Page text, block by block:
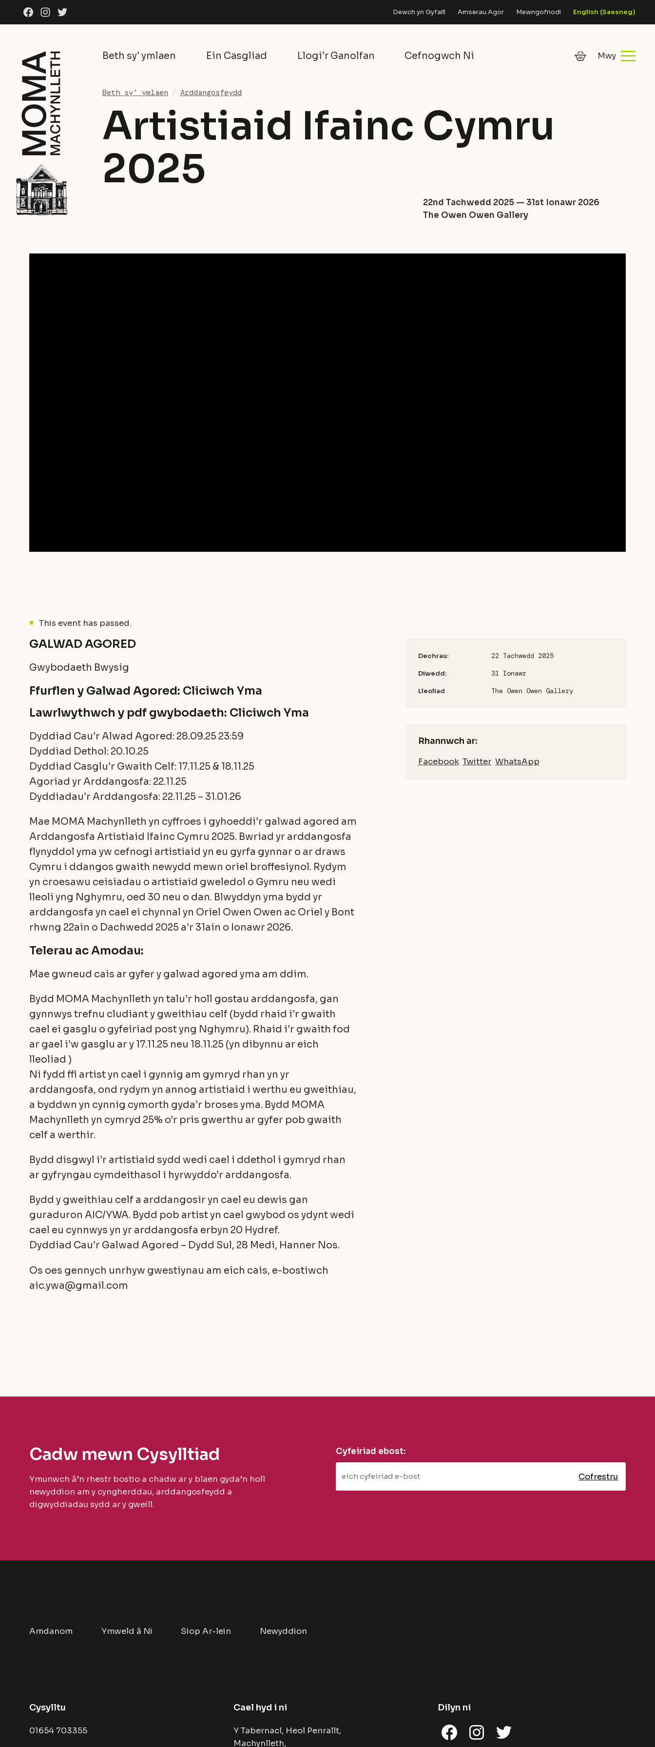
Skip to content
FacebookInstagram
Twitter Dewch yn Gyfaill Amserau Agor Mewngofnodi English (Saesneg)
Beth sy’ ymlaen Ein Casgliad Llogi’r Ganolfan Cefnogwch Ni
Beth sy’ ymlaen Arddangosfeydd
Artistiaid Ifainc Cymru
2025
22nd Tachwedd 2025 — 31st Ionawr 2026
The Owen Owen Gallery
This event has passed.
GALWAD AGORED
Gwybodaeth Bwysig
Ffurflen y Galwad Agored: Cliciwch Yma
Lawrlwythwch y pdf gwybodaeth: Cliciwch Yma
Dyddiad Cau’r Alwad Agored: 28.09.25 23:59
Dyddiad Dethol: 20.10.25
Dyddiad Casglu’r Gwaith Celf: 17.11.25 & 18.11.25
Agoriad yr Arddangosfa: 22.11.25
Dyddiadau’r Arddangosfa: 22.11.25 – 31.01.26
Mae MOMA Machynlleth yn cyffroes i gyhoeddi’r galwad agored am
Arddangosfa Artistiaid Ifainc Cymru 2025. Bwriad yr arddangosfa
flynyddol yma yw cefnogi artistiaid yn eu gyrfa gynnar o ar draws
Cymru i ddangos gwaith newydd mewn oriel broffesiynol. Rydym
yn croesawu ceisiadau o artistiaid gweledol o Gymru neu wedi
lleoli yng Nghymru, oed 30 neu o dan. Blwyddyn yma bydd yr
arddangosfa yn cael ei chynnal yn Oriel Owen Owen ac Oriel y Bont
rhwng 22ain o Dachwedd 2025 a’r 31ain o Ionawr 2026.
Telerau ac Amodau:
Mae gwneud cais ar gyfer y galwad agored yma am ddim.
Bydd MOMA Machynlleth yn talu’r holl gostau arddangosfa, gan
gynnwys trefnu cludiant y gweithiau celf (bydd rhaid i’r gwaith
cael ei gasglu o gyfeiriad post yng Nghymru). Rhaid i’r gwaith fod
ar gael i’w gasglu ar y 17.11.25 neu 18.11.25 (yn dibynnu ar eich
lleoliad )
Ni fydd ffi artist yn cael i gynnig am gymryd rhan yn yr
arddangosfa, ond rydym yn annog artistiaid i werthu eu gweithiau,
a byddwn yn cynnig cymorth gyda’r broses yma. Bydd MOMA
Machynlleth yn cymryd 25% o’r pris gwerthu ar gyfer pob gwaith
celf a werthir.
Bydd disgwyl i’r artistiaid sydd wedi cael i ddethol i gymryd rhan
ar gyfryngau cymdeithasol i hyrwyddo’r arddangosfa.
Bydd y gweithiau celf a arddangosir yn cael eu dewis gan
guraduron AIC/YWA. Bydd pob artist yn cael gwybod os ydynt wedi
cael eu cynnwys yn yr arddangosfa erbyn 20 Hydref.
Dyddiad Cau’r Galwad Agored – Dydd Sul, 28 Medi, Hanner Nos.
Os oes gennych unrhyw gwestiynau am eich cais, e-bostiwch
aic.ywa@gmail.com
Dechrau: 22 Tachwedd 2025
Diwedd: 31 Ionawr
Lleoliad The Owen Owen Gallery
Rhannwch ar:
Facebook Twitter WhatsApp
Cadw mewn Cysylltiad
Ymunwch â’n rhestr bostio a chadw ar y blaen gyda’n holl
newyddion am y cyngherddau, arddangosfeydd a
digwyddiadau sydd ar y gweill.
Cyfeiriad ebost:
Amdanom Ymweld â Ni Siop Ar-lein Newyddion
Cysylltu
01654 703355
Cael hyd i ni
Y Tabernacl, Heol Penrallt,
Machynlleth,
Dilyn ni
FacebookInstagram